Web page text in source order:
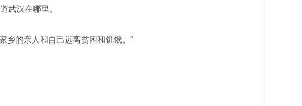
武汉在哪里。
乡的亲人和自己远离贫困和饥饿。”